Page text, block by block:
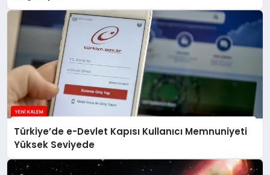
Türkiye’de e-Devlet Kapısı Kullanıcı Memnuniyeti
Yüksek Seviyede